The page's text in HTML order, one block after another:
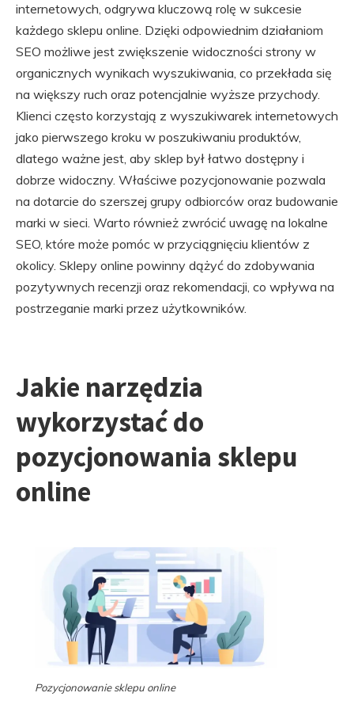
internetowych, odgrywa kluczową rolę w sukcesie
każdego sklepu online. Dzięki odpowiednim działaniom
SEO możliwe jest zwiększenie widoczności strony w
organicznych wynikach wyszukiwania, co przekłada się
na większy ruch oraz potencjalnie wyższe przychody.
Klienci często korzystają z wyszukiwarek internetowych
jako pierwszego kroku w poszukiwaniu produktów,
dlatego ważne jest, aby sklep był łatwo dostępny i
dobrze widoczny. Właściwe pozycjonowanie pozwala
na dotarcie do szerszej grupy odbiorców oraz budowanie
marki w sieci. Warto również zwrócić uwagę na lokalne
SEO, które może pomóc w przyciągnięciu klientów z
okolicy. Sklepy online powinny dążyć do zdobywania
pozytywnych recenzji oraz rekomendacji, co wpływa na
postrzeganie marki przez użytkowników.
Jakie narzędzia
wykorzystać do
pozycjonowania sklepu
online
Pozycjonowanie sklepu online